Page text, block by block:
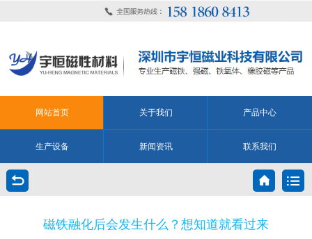
网站首页 关于我们 产品中心
生产设备 新闻资讯 联系我们
磁铁融化后会发生什么？想知道就看过来